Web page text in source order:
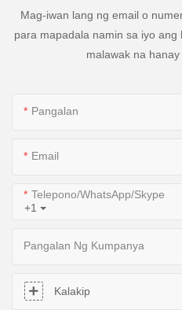
Mag-iwan lang ng email o
para mapadala namin sa iyo
malawak na
Pangalan
Email
+1
Telepono/WhatsApp/Skype
Pangalan Ng Kumpanya
Kalakip